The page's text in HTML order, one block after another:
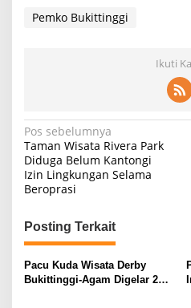
Pemko Bukittinggi
Ikuti
Navigasi
pos
Pos sebelumnya
Taman Wisata Rivera Park
Diduga Belum Kantongi
Izin Lingkungan Selama
Beroprasi
Posting Terkait
Pacu Kuda Wisata Derby
Bukittinggi-Agam Digelar 26